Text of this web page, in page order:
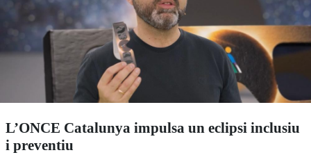
L’ONCE Catalunya impulsa un eclipsi inclusiu
i preventiu